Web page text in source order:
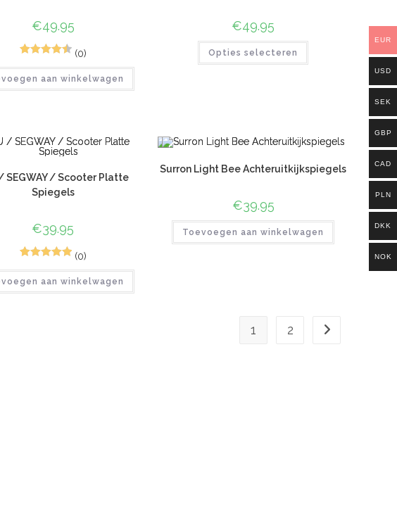
€49.95
rd4.50op
waardering
en
(0)
aan winkelwagen
€49.95
Opties selecteren
SEGWAY / Scooter Platte
Spiegels
€39.95
5.00op 5
(0)
aan winkelwagen
Surron Light Bee Achteruitkijkspiegels
€39.95
Toevoegen aan winkelwagen
1 2
EUR
USD
SEK
GBP
CAD
PLN
DKK
NOK